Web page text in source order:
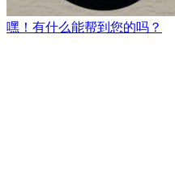
嘿！有什么能帮到您的吗？